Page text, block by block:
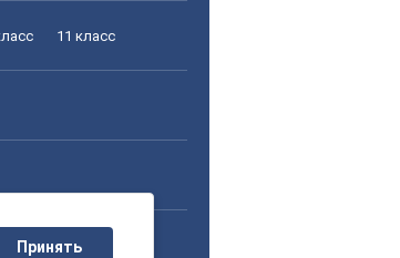
11 класс
11 класс
Принять